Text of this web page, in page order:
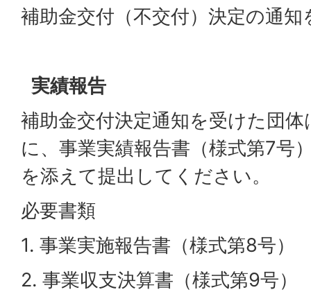
補助金交付（不交付）決定の通
実績報告
補助金交付決定通知を受けた団
に、事業実績報告書（様式第7号
を添えて提出してください。
必要書類
1. 事業実施報告書（様式第8号）
2. 事業収支決算書（様式第9号）